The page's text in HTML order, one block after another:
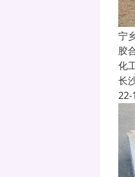
宁
胶
化
长
22-